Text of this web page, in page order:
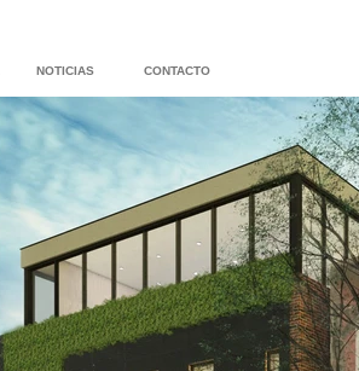
NOTICIAS CONTACTO